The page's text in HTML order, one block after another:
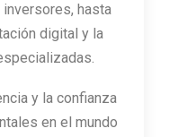
hasta
digital y la
y la confianza
en el mundo